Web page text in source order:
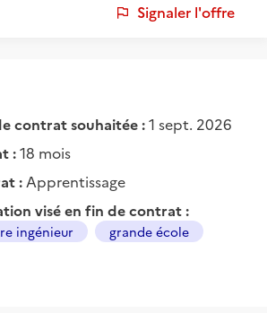
Signaler l'offre
contrat souhaitée :1 sept. 2026
:18 mois
: Apprentissage
visé en fin de contrat :
ingénieur
grande école